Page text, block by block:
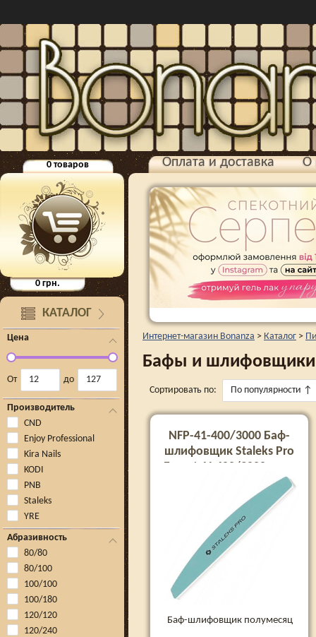
0товаров
0грн.
КАТАЛОГ
Цена
От до
Производитель
CND
Enjoy Professional
Kira Nails
KODI
PNB
Staleks
YRE
Абразивность
80/80
80/100
100/100
100/180
120/120
120/240
Оплата и доставка О
Интернет-магазин Bonanza > Каталог >
Бафы и шлифовщики
Сортировать по: По популярности ↑
NFP-41-400/3000 Баф-
шлифовщик Staleks Pro
Expert 41 400/3000 грит,
Баф-шлифовщик полумесяц